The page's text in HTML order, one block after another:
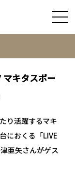
マキタスポー
り活躍するマキ
におくる「LIVE
亜矢さんがゲス